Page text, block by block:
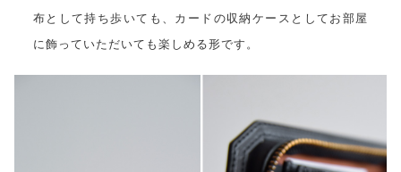
布として持ち歩いても、カードの収納ケースとしてお部屋
に飾っていただいても楽しめる形です。